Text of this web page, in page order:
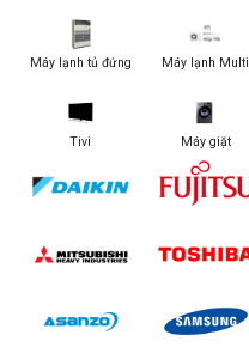
Máy lạnh tủ đứng Máy lạnh Multi
Tivi Máy giặt